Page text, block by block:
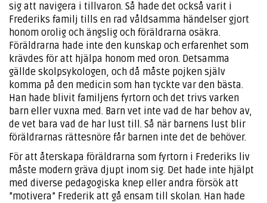
sig att navigera i tillvaron. Så hade det också varit i
Frederiks familj tills en rad våldsamma händelser gjort
honom orolig och ängslig och föräldrarna osäkra.
Föräldrarna hade inte den kunskap och erfarenhet som
krävdes för att hjälpa honom med oron. Detsamma
gällde skolpsykologen, och då måste pojken själv
komma på den medicin som han tyckte var den bästa.
Han hade blivit familjens fyrtorn och det trivs varken
barn eller vuxna med. Barn vet inte vad de har behov av,
de vet bara vad de har lust till. Så när barnens lust blir
föräldrarnas rättesnöre får barnen inte det de behöver.
För att återskapa föräldrarna som fyrtorn i Frederiks liv
måste modern gräva djupt inom sig. Det hade inte hjälpt
med diverse pedagogiska knep eller andra försök att
”motivera” Frederik att gå ensam till skolan. Han hade